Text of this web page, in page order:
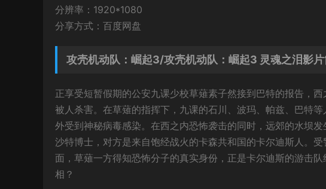
分辨率：1920*1080
分享方式：百度网盘
攻壳机动队：崛起3/攻壳机动队：崛起3 灵魂之泪影
正享受短暂假期的公安九课少校草薙素子然接到巴特的报告，
被人杀害。在草薙的指挥下，九课的石川、波玛、帕兹、巴特
外受到神秘病毒感染。在西之内恐怖袭击的同时，远郊的水坝
沙特博士，对方是来自饱经战火的卡森共和国的卡尔迪斯人。
面，草薙一方得知恐怖分子的真实身份，正是卡尔迪斯的游击
相？